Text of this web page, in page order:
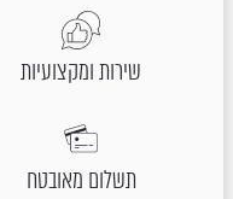
שירות ומקצועיות
תשלום מאובטח